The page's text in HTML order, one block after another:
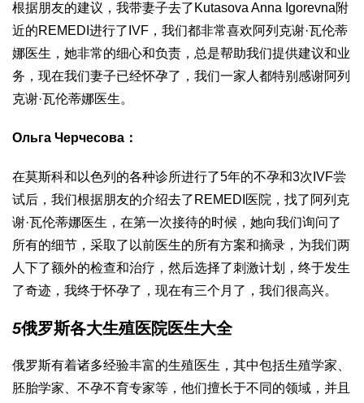
根据朋友的建议，我带妻子去了Kutasova Anna Igorevna附
近的REMEDI进行了IVF，我们都非常喜欢阿列克谢·瓦伦蒂
娜医生，她非常的细心和负责，总是帮助我们提供建议和业
务，现在我们妻子已经怀孕了，我们一家人都特别感谢阿列
克谢·瓦伦蒂娜医生。
Ольга Черчесова：
在莫斯科和以色列的各种诊所进行了5年的不孕和3次IVF尝
试后，我们根据朋友的介绍去了REMEDI医院，找了阿列克
谢·瓦伦蒂娜医生，在第一次接待的时候，她向我们询问了
所有的细节，采取了以前医生的所有方案和摘录，为我们两
人下了额外的检查和治疗，然后选择了刺激计划，终于发生
了奇迹，我终于怀孕了，现在有三个月了，我们很高兴。
5俄罗斯各大生殖医院医生大全
俄罗斯有着诸多经验丰富的生殖医生，其中包括生殖学家、
胚胎学家、不孕不育专家等，他们擅长于不同的领域，并且